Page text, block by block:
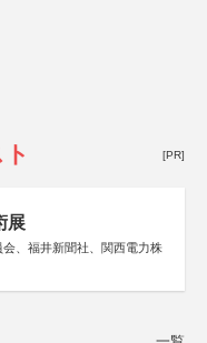
[PR]
展
、福井新聞社、関西電力株